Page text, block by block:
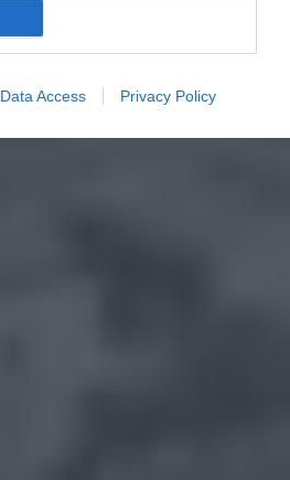
Data Access Privacy Policy